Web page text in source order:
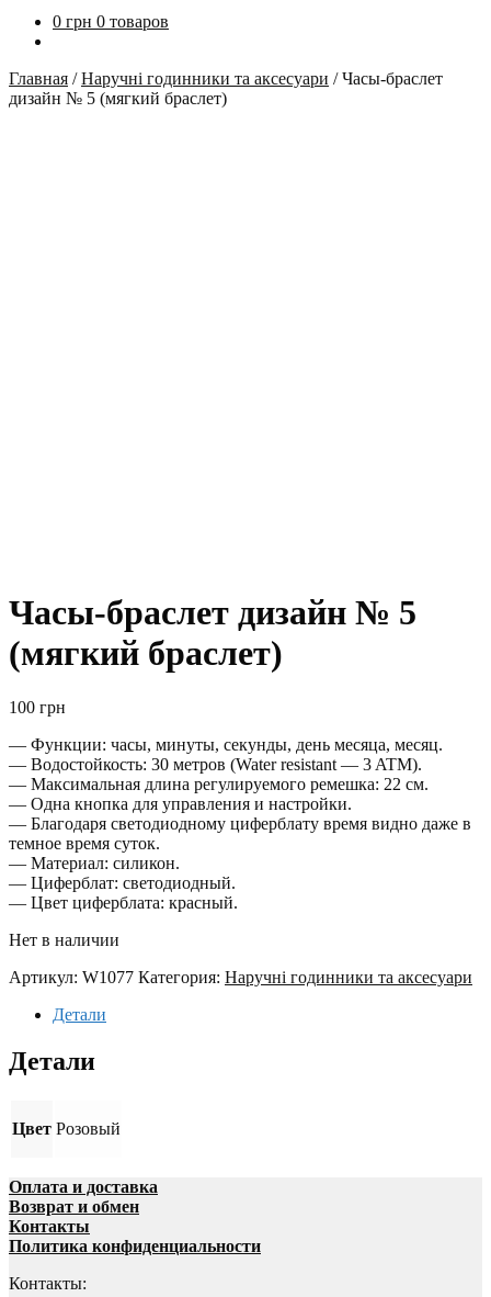
0 грн 0 товаров
Главная /Наручні годинники та аксесуари /Часы-браслет
дизайн № 5 (мягкий браслет)
Часы-браслет дизайн № 5
(мягкий браслет)
100 грн
— Функции: часы, минуты, секунды, день месяца, месяц.
— Водостойкость: 30 метров (Water resistant — 3 ATM).
— Максимальная длина регулируемого ремешка: 22 см.
— Одна кнопка для управления и настройки.
— Благодаря светодиодному циферблату время видно даже в
темное время суток.
— Материал: силикон.
— Циферблат: светодиодный.
— Цвет циферблата: красный.
Нет в наличии
Артикул: W1077 Категория: Наручні годинники та аксесуари
Детали
Детали
Цвет Розовый
Оплата и доставка
Возврат и обмен
Контакты
Политика конфиденциальности
Контакты: